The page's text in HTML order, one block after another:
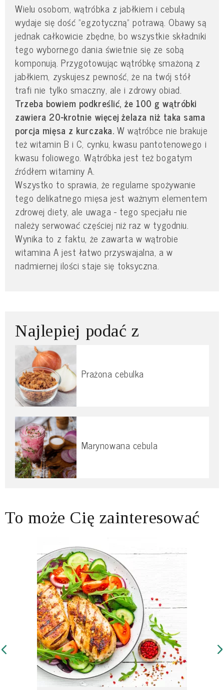
Wielu osobom, wątróbka z jabłkiem i cebulą
wydaje się dość "egzotyczną" potrawą. Obawy są
jednak całkowicie zbędne, bo wszystkie składniki
tego wybornego dania świetnie się ze sobą
komponują. Przygotowując wątróbkę smażoną z
jabłkiem, zyskujesz pewność, że na twój stół
trafi nie tylko smaczny, ale i zdrowy obiad.
Trzeba bowiem podkreślić, że 100 g wątróbki
zawiera 20-krotnie więcej żelaza niż taka sama
porcja mięsa z kurczaka. W wątróbce nie brakuje
też witamin B i C, cynku, kwasu pantotenowego i
kwasu foliowego. Wątróbka jest też bogatym
źródłem witaminy A.
Wszystko to sprawia, że regularne spożywanie
tego delikatnego mięsa jest ważnym elementem
zdrowej diety, ale uwaga - tego specjału nie
należy serwować częściej niż raz w tygodniu.
Wynika to z faktu, że zawarta w wątrobie
witamina A jest łatwo przyswajalna, a w
nadmiernej ilości staje się toksyczna.
Najlepiej podać z
Prażona cebulka
Marynowana cebula
To może Cię zainteresować